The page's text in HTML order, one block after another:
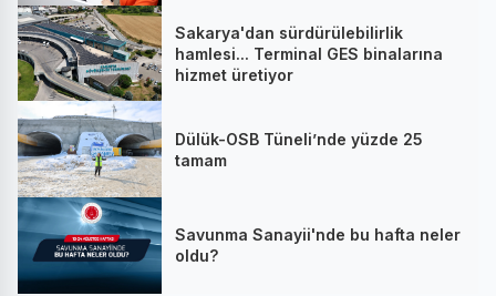
Sakarya'dan sürdürülebilirlik
hamlesi... Terminal GES binalarına
hizmet üretiyor
Dülük-OSB Tüneli’nde yüzde 25
tamam
Savunma Sanayii'nde bu hafta neler
oldu?